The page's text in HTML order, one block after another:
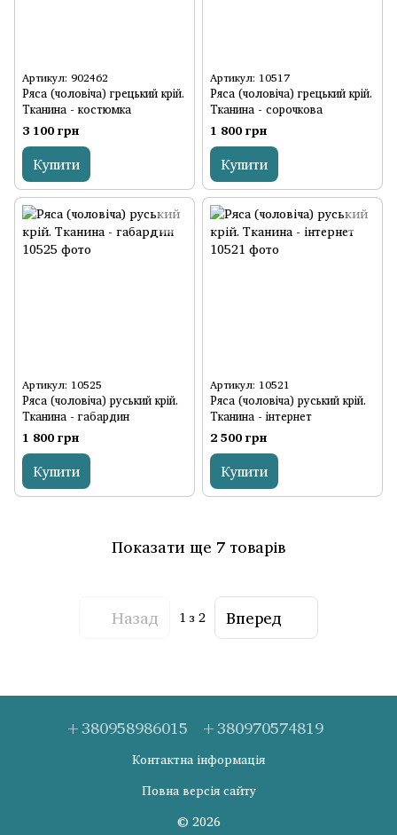
Артикул: 902462
Ряса (чоловіча) грецький крій.
Тканина - костюмка
3 100 грн
Купити
Артикул: 10517
Ряса (чоловіча) грецький крій.
Тканина - сорочкова
1 800 грн
Купити
Артикул: 10525
Ряса (чоловіча) руський крій.
Тканина - габардин
1 800 грн
Купити
Артикул: 10521
Ряса (чоловіча) руський крій.
Тканина - інтернет
2 500 грн
Купити
Показати ще 7 товарів
Назад 1 з 2 Вперед
+380958986015 +380970574819
Контактна інформація
Повна версія сайту
© 2026